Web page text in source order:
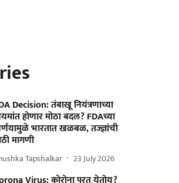
Decision: तंबाखू नियंत्रणाच्या
होणार मोठा बदल? FDAच्या
भारतात खळबळ, तज्ज्ञांची
मागणी
Tapshalkar 23 July 2026